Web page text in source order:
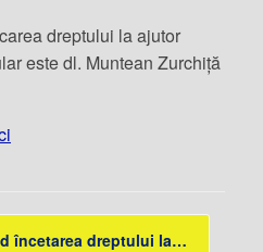
dreptului la ajutor
este dl. Muntean Zurchiță
încetarea dreptului la…